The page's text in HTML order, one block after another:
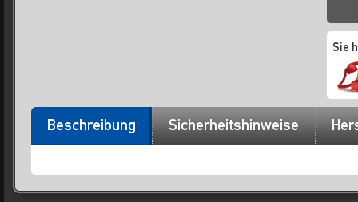
Sie
Beschreibung Sicherheitshinweise